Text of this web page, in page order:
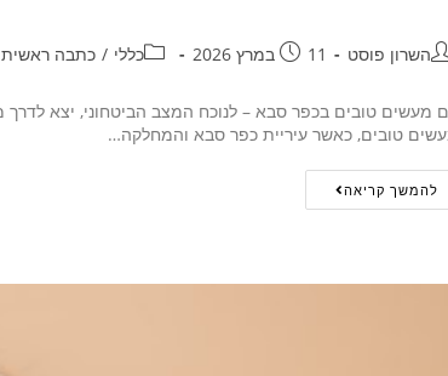
השרון פוסט 11 במרץ 2026 כללי / כתבה ראשית
טובים, כאשר עיריית כפר סבא והמחלקה…
להמשך קריאה